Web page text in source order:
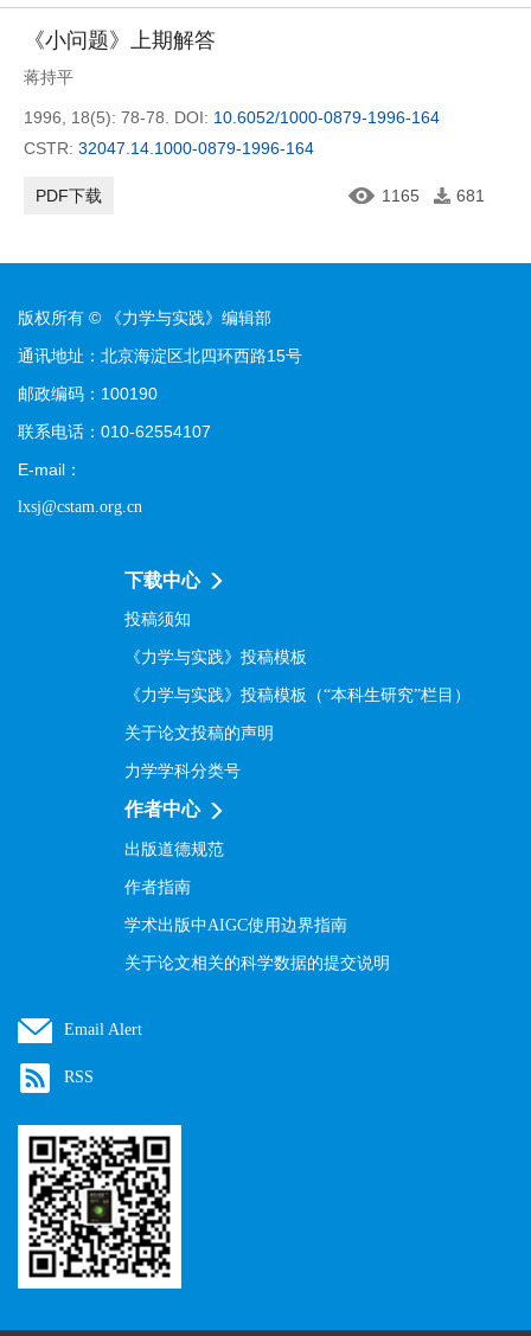
《小问题》上期解答
蒋持平
1996, 18(5): 78-78. DOI: 10.6052/1000-0879-1996-164
CSTR: 32047.14.1000-0879-1996-164
PDF下载 1165 681
版权所有 © 《力学与实践》编辑部
通讯地址：北京海淀区北四环西路15号
邮政编码：100190
联系电话：010-62554107
E-mail：
lxsj@cstam.org.cn
下载中心
投稿须知
《力学与实践》投稿模板
《力学与实践》投稿模板（“本科生研究”栏目）
关于论文投稿的声明
力学学科分类号
作者中心
出版道德规范
作者指南
学术出版中AIGC使用边界指南
关于论文相关的科学数据的提交说明
Email Alert
RSS